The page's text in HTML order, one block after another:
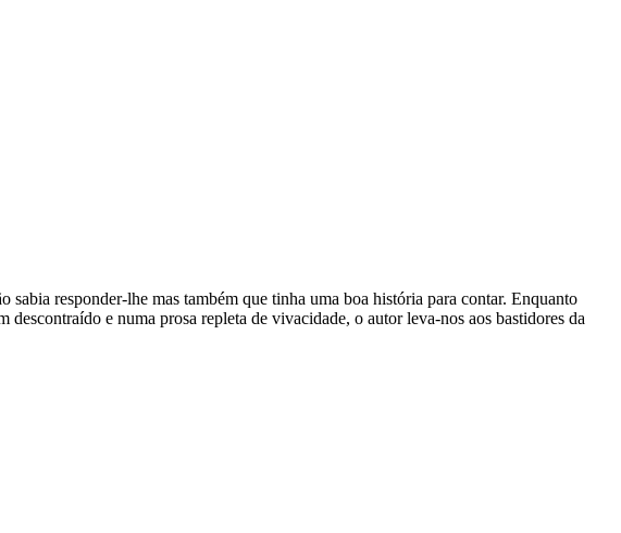
responder-lhe mas também que tinha uma boa história para contar. Enquanto
e numa prosa repleta de vivacidade, o autor leva-nos aos bastidores da